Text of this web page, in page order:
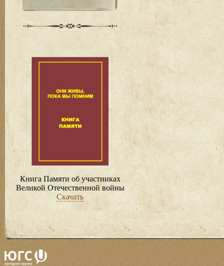
Книга Памяти об участниках
Великой Отечественной войны
Скачать